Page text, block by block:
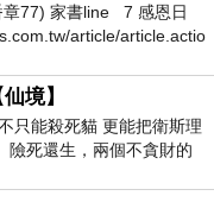
77) 家書line 7 感恩日
article/article.actio
境】
只能殺死貓 更能把衛斯理
險死還生，兩個不貪財的
情還